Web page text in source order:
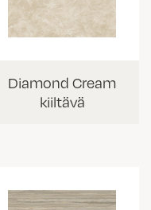
Diamond Cream
kiiltävä